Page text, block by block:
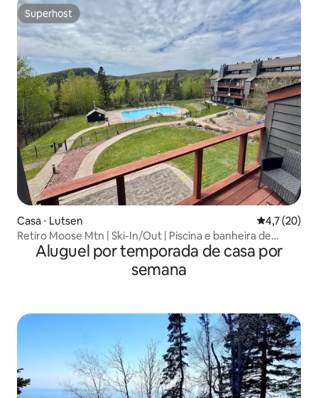
Superhost
Superhost
Casa ⋅ Lutsen 4,7 de uma
4,7 (20)
Retiro Moose Mtn | Ski-In/Out | Piscina e banheira de
hidromassagem
Aluguel por temporada de casa por
semana